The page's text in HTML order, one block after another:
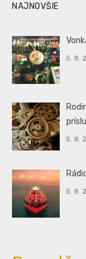
NAJNOVŠIE
5. 8.
5. 8.
5. 8.